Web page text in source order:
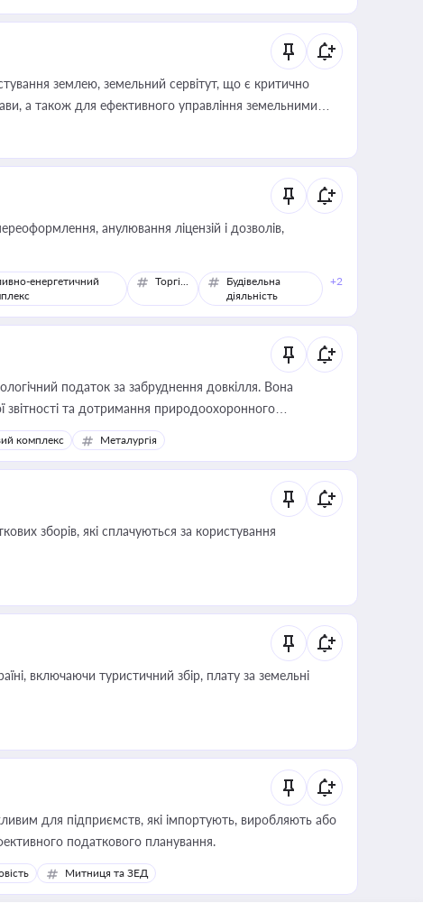
землею, земельний сервітут, що є критично
а також для ефективного управління земельними
анулювання ліцензій і дозволів,
енергетичний
Торгівля
Будівельна
діяльність
+2
податок за забруднення довкілля. Вона
звітності та дотримання природоохоронного
комплекс Металургія
зборів, які сплачуються за користування
включаючи туристичний збір, плату за земельні
для підприємств, які імпортують, виробляють або
податкового планування.
Митниця та ЗЕД